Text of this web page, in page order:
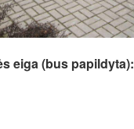
eiga (bus papildyta):